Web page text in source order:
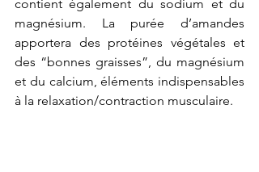
contient également du sodium et du
magnésium. La purée d’amandes
apportera des protéines végétales et
des “bonnes graisses”, du magnésium
et du calcium, éléments indispensables
à la relaxation/contraction musculaire.